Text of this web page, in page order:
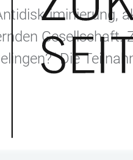
Gesellschaft.
Die